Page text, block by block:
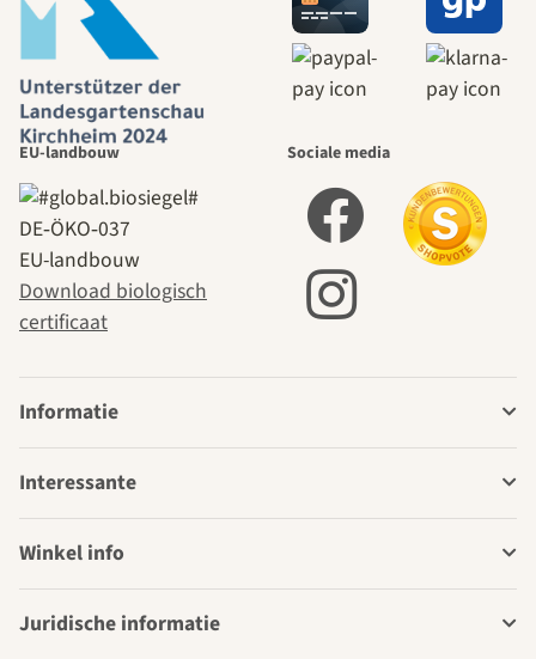
EU-landbouw
DE‑ÖKO‑037
EU-landbouw
Download biologisch
certificaat
Sociale media
Informatie
Interessante
Winkel info
Juridische informatie